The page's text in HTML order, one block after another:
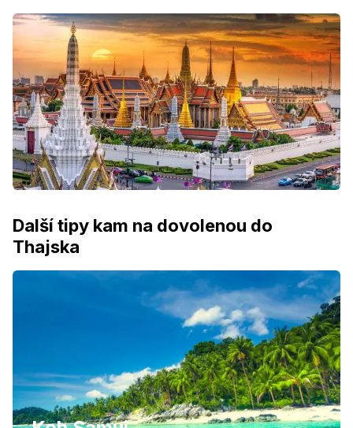
Další tipy kam na dovolenou do
Thajska